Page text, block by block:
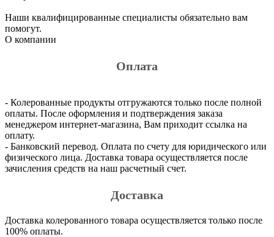
Наши квалифицированные специалисты обязательно вам
помогут.
О компании
Оплата
- Колерованные продукты отгружаются только после полной
оплаты. После оформления и подтверждения заказа
менеджером интернет-магазина, Вам приходит ссылка на
оплату.
- Банковский перевод. Оплата по счету для юридического или
физического лица. Доставка товара осуществляется после
зачисления средств на наш расчетный счет.
Доставка
Доставка колерованного товара осуществляется только после
100% оплаты.